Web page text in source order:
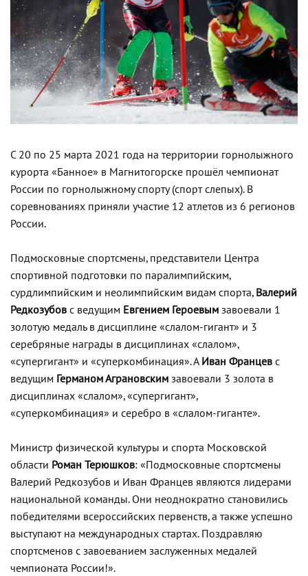
С 20 по 25 марта 2021 года на территории горнолыжного
курорта «Банное» в Магнитогорске прошёл чемпионат
России по горнолыжному спорту (спорт слепых). В
соревнованиях приняли участие 12 атлетов из 6 регионов
России.
Подмосковные спортсмены, представители Центра
спортивной подготовки по паралимпийским,
сурдлимпийским и неолимпийским видам спорта, Валерий
Редкозубов с ведущим Евгением Героевым завоевали 1
золотую медаль в дисциплине «слалом-гигант» и 3
серебряные награды в дисциплинах «слалом»,
«супергигант» и «суперкомбинация». А Иван Францев с
ведущим Германом Аграновским завоевали 3 золота в
дисциплинах «слалом», «супергигант»,
«суперкомбинация» и серебро в «слалом-гиганте».
Министр физической культуры и спорта Московской
области Роман Терюшков: «Подмосковные спортсмены
Валерий Редкозубов и Иван Францев являются лидерами
национальной команды. Они неоднократно становились
победителями всероссийских первенств, а также успешно
выступают на международных стартах. Поздравляю
спортсменов с завоеванием заслуженных медалей
чемпионата России!».